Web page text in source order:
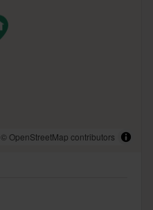
© OpenStreetMap contributors